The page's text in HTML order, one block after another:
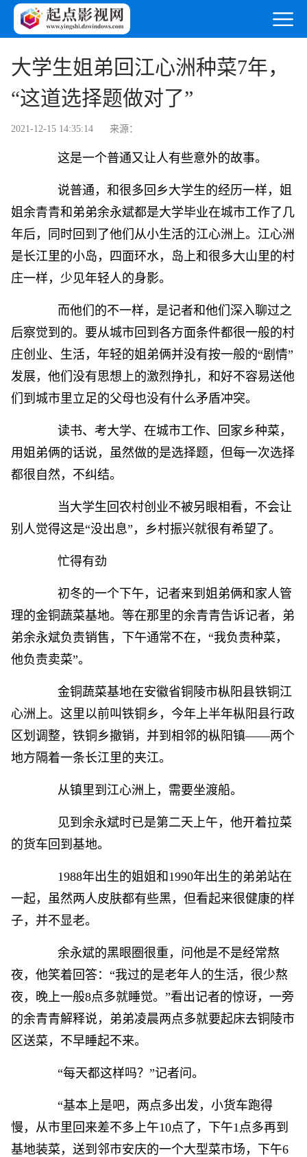
大学生姐弟回江心洲种菜7年，
“这道选择题做对了”
2021-12-15 14:35:14 来源：
这是一个普通又让人有些意外的故事。
说普通，和很多回乡大学生的经历一样，姐
姐余青青和弟弟余永斌都是大学毕业在城市工作了几
年后，同时回到了他们从小生活的江心洲上。江心洲
是长江里的小岛，四面环水，岛上和很多大山里的村
庄一样，少见年轻人的身影。
而他们的不一样，是记者和他们深入聊过之
后察觉到的。要从城市回到各方面条件都很一般的村
庄创业、生活，年轻的姐弟俩并没有按一般的“剧情”
发展，他们没有思想上的激烈挣扎，和好不容易送他
们到城市里立足的父母也没有什么矛盾冲突。
读书、考大学、在城市工作、回家乡种菜，
用姐弟俩的话说，虽然做的是选择题，但每一次选择
都很自然，不纠结。
当大学生回农村创业不被另眼相看，不会让
别人觉得这是“没出息”，乡村振兴就很有希望了。
忙得有劲
初冬的一个下午，记者来到姐弟俩和家人管
理的金铜蔬菜基地。等在那里的余青青告诉记者，弟
弟余永斌负责销售，下午通常不在，“我负责种菜，
他负责卖菜”。
金铜蔬菜基地在安徽省铜陵市枞阳县铁铜江
心洲上。这里以前叫铁铜乡，今年上半年枞阳县行政
区划调整，铁铜乡撤销，并到相邻的枞阳镇——两个
地方隔着一条长江里的夹江。
从镇里到江心洲上，需要坐渡船。
见到余永斌时已是第二天上午，他开着拉菜
的货车回到基地。
1988年出生的姐姐和1990年出生的弟弟站在
一起，虽然两人皮肤都有些黑，但看起来很健康的样
子，并不显老。
余永斌的黑眼圈很重，问他是不是经常熬
夜，他笑着回答：“我过的是老年人的生活，很少熬
夜，晚上一般8点多就睡觉。”看出记者的惊讶，一旁
的余青青解释说，弟弟凌晨两点多就要起床去铜陵市
区送菜，不早睡起不来。
“每天都这样吗？”记者问。
“基本上是吧，两点多出发，小货车跑得
慢，从市里回来差不多上午10点了，下午1点多再到
基地装菜，送到邻市安庆的一个大型菜市场，下午6